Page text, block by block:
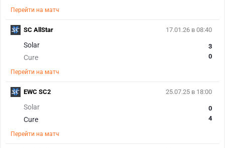
Перейти на матч
17.01.26 в 08:40
Solar
Cure
3
0
Перейти на матч
SC AllStar
25.07.25 в 18:00
Solar
Cure
0
4
Перейти на матч
EWC SC2